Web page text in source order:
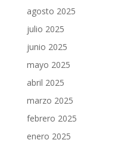
agosto 2025
julio 2025
junio 2025
mayo 2025
abril 2025
marzo 2025
febrero 2025
enero 2025